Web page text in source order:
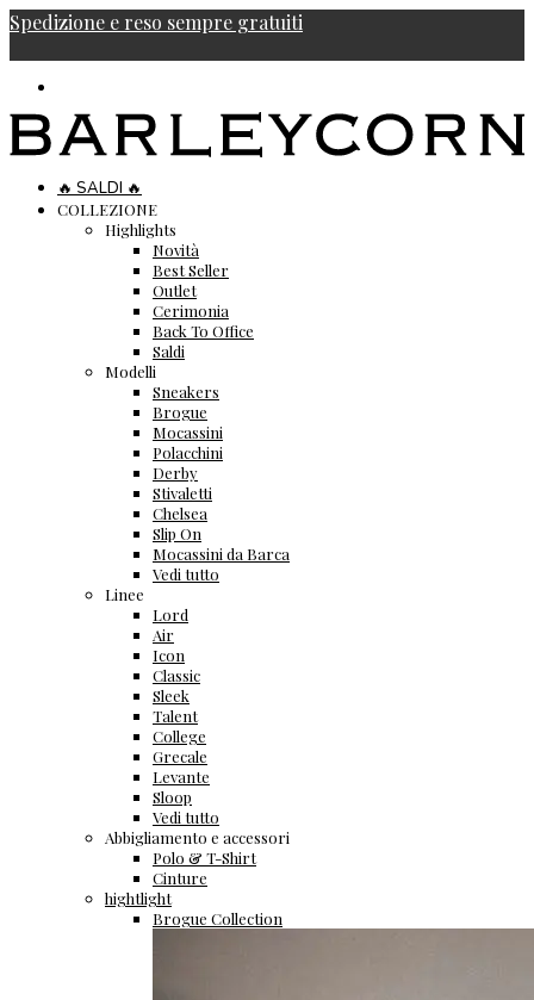
Spedizione e reso sempre gratuiti
🔥 SALDI 🔥
COLLEZIONE
Highlights
Novità
Best Seller
Outlet
Cerimonia
Back To Office
Saldi
Modelli
Sneakers
Brogue
Mocassini
Polacchini
Derby
Stivaletti
Chelsea
Slip On
Mocassini da Barca
Vedi tutto
Linee
Lord
Air
Icon
Classic
Sleek
Talent
College
Grecale
Levante
Sloop
Vedi tutto
Abbigliamento e accessori
Polo & T-Shirt
Cinture
hightlight
Brogue Collection